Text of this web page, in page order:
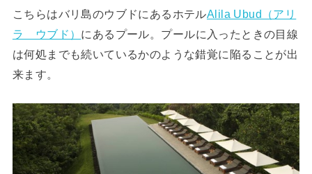
こちらはバリ島のウブドにあるホテルAlila Ubud（アリ
ラ ウブド） にあるプール。プールに入ったときの目線
は何処までも続いているかのような錯覚に陥ることが出
来ます。